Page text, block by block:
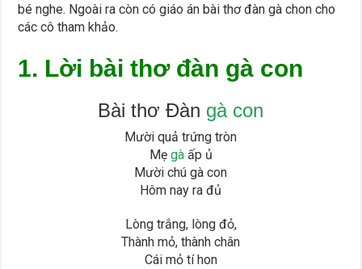
bé nghe. Ngoài ra còn có giáo án bài thơ đàn gà chon cho
các cô tham khảo.
1. Lời bài thơ đàn gà con
Bài thơ Đàn gà con
Mười quả trứng tròn
Mẹ gàấp ủ
Mười chú gà con
Hôm nay ra đủ
Lòng trắng, lòng đỏ,
Thành mỏ, thành chân
Cái mỏ tí hon